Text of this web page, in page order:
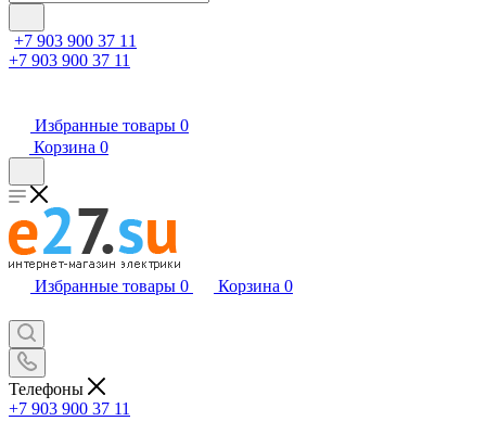
+7 903 900 37 11
+7 903 900 37 11
Избранные товары 0
Корзина 0
Избранные товары 0 Корзина 0
Телефоны
+7 903 900 37 11